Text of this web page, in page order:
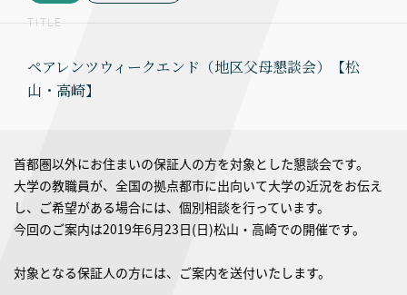
TITLE
ペアレンツウィークエンド（地区父母懇談会）【松
山・高崎】
首都圏以外にお住まいの保証人の方を対象とした懇談会です。
大学の教職員が、全国の拠点都市に出向いて大学の近況をお伝え
し、ご希望がある場合には、個別相談を行っています。
今回のご案内は2019年6月23日(日)松山・高崎での開催です。
対象となる保証人の方には、ご案内を送付いたします。